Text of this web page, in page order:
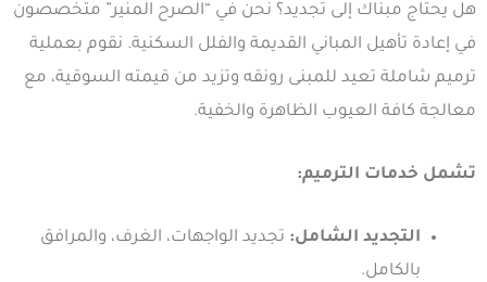
هل يحتاج مبناك إلى تجديد؟ نحن في “الصرح المنير” متخصصون
في إعادة تأهيل المباني القديمة والفلل السكنية. نقوم بعملية
ترميم شاملة تعيد للمبنى رونقه وتزيد من قيمته السوقية، مع
معالجة كافة العيوب الظاهرة والخفية.
تشمل خدمات الترميم:
التجديد الشامل: تجديد الواجهات، الغرف، والمرافق
بالكامل.